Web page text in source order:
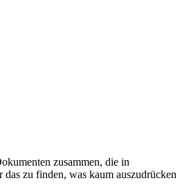
zusammen, die in
zu finden, was kaum auszudrücken